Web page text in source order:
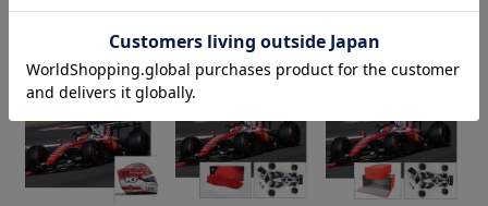
ーリ SF-26 イギリス...
¥18,700(税込)
[予約] スパーク/ルック
ト L.ハミルトン フェ...
¥9,900(税込)
ラーリ SF-26 イギリ
スGP 2026 C.ルクレ...
¥40,500(税込)